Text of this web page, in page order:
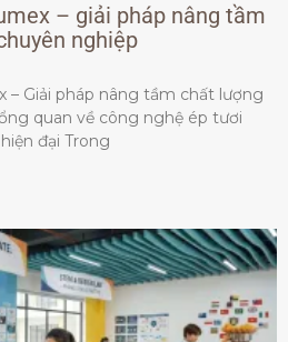
– giải pháp nâng tầm
nghiệp
– Giải pháp nâng tầm chất lượng
quan về công nghệ ép tươi
đại Trong